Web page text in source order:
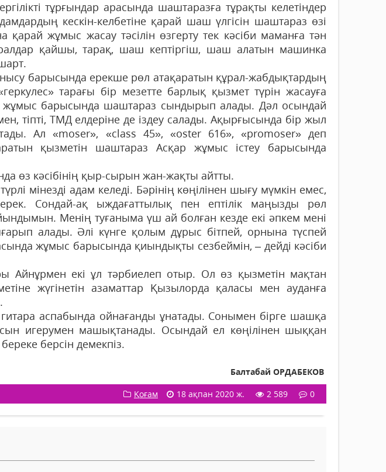
тұрғындар арасында шаштаразға тұ­рақ­ты келетіндер
кескін-келбетіне қарай шаш үлгісін шаштараз өзі
жұмыс жасау тәсілін өзгерту тек кәсіби маманға тән
қайшы, тарақ, шаш кептіргіш, шаш алатын машинка
барысында ерекше рөл атақаратын құрал-жабдықтардың
тарағы бір мезетте барлық қызмет түрін жасауға
жұмыс барысында шаштараз сындырып алады. Дәл осындай
тіпті, ТМД елдеріне де іздеу салады. Ақырғысында бір жыл
Ал «moser», «сlass 45», «оster 616», «рromoser» деп
қызметін шаштараз Асқар жұмыс істеу барысында
өз кәсібінің қыр-сырын жан-жақты айтты.
мінезді адам келеді. Бәрінің көңі­лінен шығу мүмкін емес,
Сондай-ақ ыж­да­ғат­тылық пен ептілік маңызды рөл
Менің туғаныма үш ай болған кезде екі әпкем мені
алады. Әлі күнге қолым дұрыс бітпей, орнына түспей
жұмыс барысында қиындықты сез­беймін, – дейді кәсіби
Айнұрмен екі ұл тәрбиелеп отыр. Ол өз қызметін мақтан
жүгінетін азаматтар Қызылорда қаласы мен ауданға
аспабында ойнағанды ұнатады. Сонымен бірге шашқа
игерумен машық­танады. Осындай ел көңілінен шыққан
берсін демекпіз.
Балтабай ОРДАБЕКОВ
Қоғам
18 ақпан 2020 ж. 2 589 0